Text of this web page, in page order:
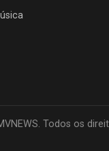
Todos os